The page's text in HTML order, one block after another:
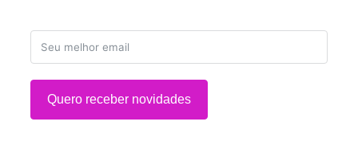
Quero receber novidades